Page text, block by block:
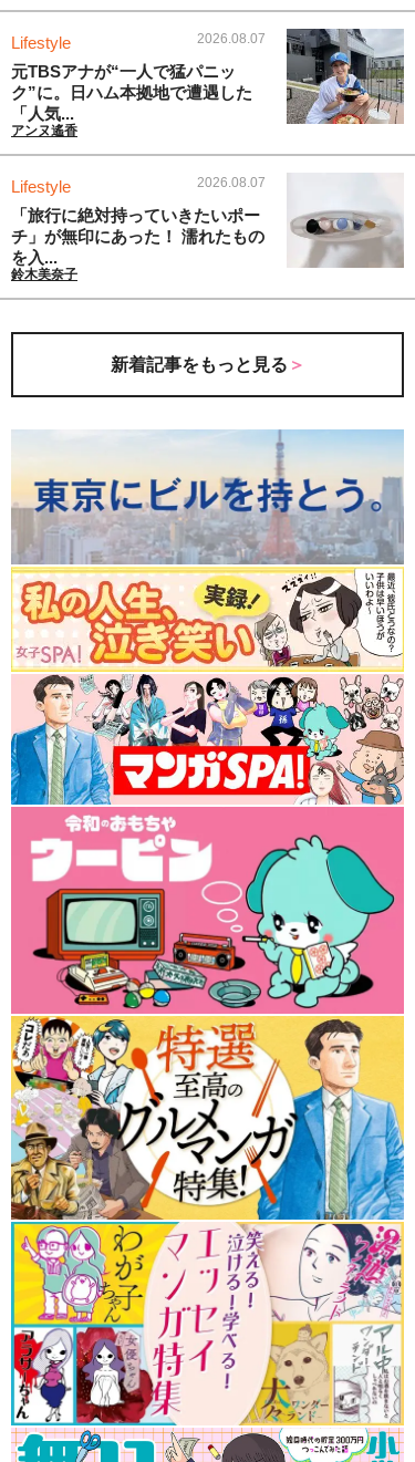
Lifestyle 2026.08.07
元TBSアナが“一人で猛パニッ
ク”に。日ハム本拠地で遭遇した
「人気...
アンヌ遙香
Lifestyle 2026.08.07
「旅行に絶対持っていきたいポー
チ」が無印にあった！ 濡れたもの
を入...
鈴木美奈子
新着記事をもっと見る